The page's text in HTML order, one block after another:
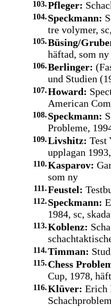
103.Pfleger:
104.Speckmann:
tre volymer,
105.Büsing/
häftad, som ny
106.Berlinger:
und Studien
107.Howard:
American
108.Speckmann:
Probleme,
109.Livshitz: Test
upplagan
110.Kasparov:
som ny
111.Feustel:
112.Speckmann:
1984, sc, skada
113.Koblenz:
114.Timman:
115.Chess
Cup, 1978,
116.Klüver: Erich